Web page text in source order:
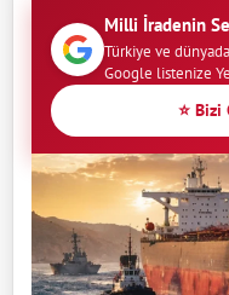
Milli İradenin
Türkiye ve
Google listenize
⭐ Bizi